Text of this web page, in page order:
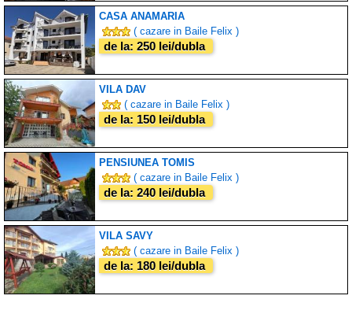
CASA ANAMARIA
( cazare in Baile Felix )
de la: 250 lei/dubla
VILA DAV
( cazare in Baile Felix )
de la: 150 lei/dubla
PENSIUNEA TOMIS
( cazare in Baile Felix )
de la: 240 lei/dubla
VILA SAVY
( cazare in Baile Felix )
de la: 180 lei/dubla